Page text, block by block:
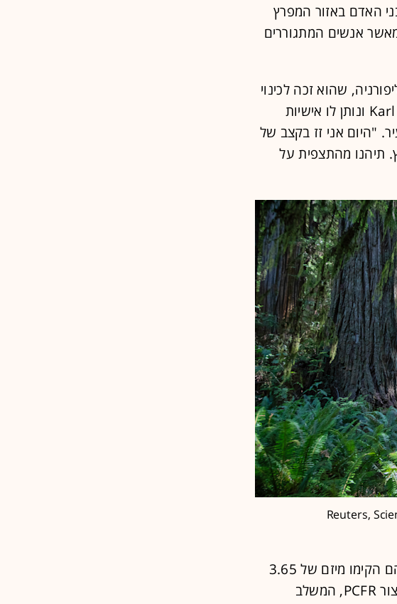
האדם באזור המפרץ
אנשים המתגוררים
שהוא זכה לכינוי
"קארל". יש אפילו מי שמפעיל חשבון X על שם Karl the Fog ונותן לו אישיות
"היום אני זז בקצב של
תיהנו מהתצפית על
הקליפורנים כל כך מודאגים היום לגבי הערפל שלהם, שהם הקימו מיזם של 3.65
מיליון דולר, ה־Pacific Coastal Fog Research, או בקיצור PCFR, המשלב